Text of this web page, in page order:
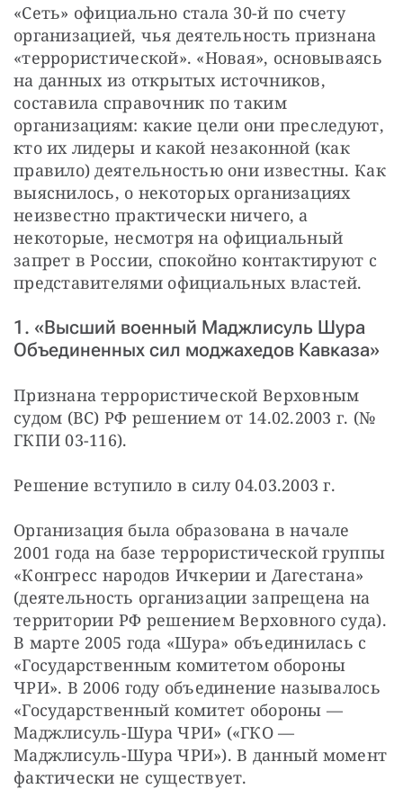
«Сеть» официально стала 30-й по счету
организацией, чья деятельность признана
«террористической». «Новая», основываясь
на данных из открытых источников,
составила справочник по таким
организациям: какие цели они преследуют,
кто их лидеры и какой незаконной (как
правило) деятельностью они известны. Как
выяснилось, о некоторых организациях
неизвестно практически ничего, а
некоторые, несмотря на официальный
запрет в России, спокойно контактируют с
представителями официальных властей.
1. «Высший военный Маджлисуль Шура
Объединенных сил моджахедов Кавказа»
Признана террористической Верховным
судом (ВС) РФ решением от 14.02.2003 г. (№
ГКПИ 03-116).
Решение вступило в силу 04.03.2003 г.
Организация была образована в начале
2001 года на базе террористической группы
«Конгресс народов Ичкерии и Дагестана»
(деятельность организации запрещена на
территории РФ решением Верховного суда).
В марте 2005 года «Шура» объединилась с
«Государственным комитетом обороны
ЧРИ». В 2006 году объединение называлось
«Государственный комитет обороны —
Маджлисуль-Шура ЧРИ» («ГКО —
Маджлисуль-Шура ЧРИ»). В данный момент
фактически не существует.